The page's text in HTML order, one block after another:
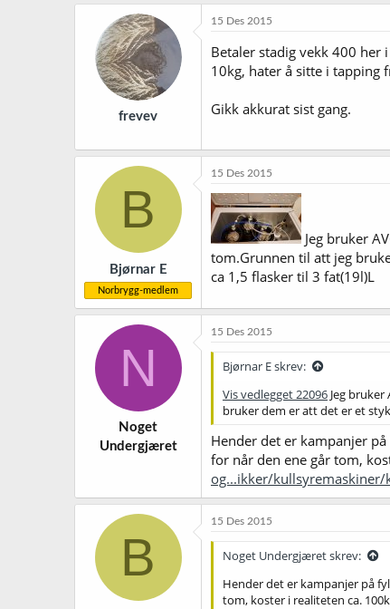
frevev
15 Des 2015
Betaler stadig vekk 400
10kg, hater å sitte i tapping
Gikk akkurat sist gang.
B
Bjørnar E
Norbrygg-medlem
15 Des 2015
Jeg bruker
tom.Grunnen til att jeg
ca 1,5 flasker til 3 fat(19l)L
N
Noget
Undergjæret
15 Des 2015
Bjørnar E skrev:
Vis vedlegget 22096 Jeg
bruker dem er att det er et
Hender det er kampanjer
for når den ene går tom,
og...ikker/
B
15 Des 2015
Noget Undergjæret skrev:
Hender det er kampanjer på
tom, koster i realiteten ca.